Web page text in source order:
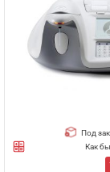
Под
Как